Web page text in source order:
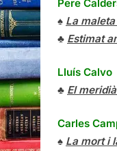
Pere
♠ La
♣ Estimat
Lluís Calvo
♣ El
Carles
♠ La mort i